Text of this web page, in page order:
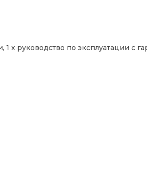
1 х руководство по эксплуатации с